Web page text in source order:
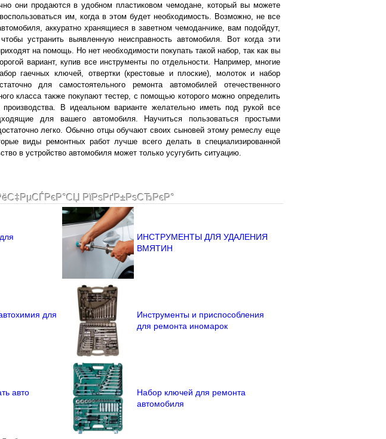
они продаются в удобном пластиковом чемодане, который вы можете
им, когда в этом будет необходимость. Возможно, не все
аккуратно хранящиеся в заветном чемоданчике, вам подойдут,
устранить выявленную неисправность автомобиля. Вот когда эти
на помощь. Но нет необходимости покупать такой набор, так как вы
вариант, купив все инструменты по отдельности. Например, многие
гаечных ключей, отвертки (крестовые и плоские), молоток и набор
для самостоятельного ремонта автомобилей отечественного
класса также покупают тестер, с помощью которого можно определить
производства. В идеальном варианте желательно иметь под рукой все
для вашего автомобиля. Научиться пользоваться простыми
легко. Обычно отцы обучают своих сыновей этому ремеслу еще
виды ремонтных работ лучше всего делать в специализированной
в устройство автомобиля может только усугубить ситуацию.
РїРѕРґР±РѕСЂРєР°
ИНСТРУМЕНТЫ ДЛЯ УДАЛЕНИЯ
ВМЯТИН
для
Инструменты и приспособления
для ремонта иномарок
авто
Набор ключей для ремонта
автомобиля